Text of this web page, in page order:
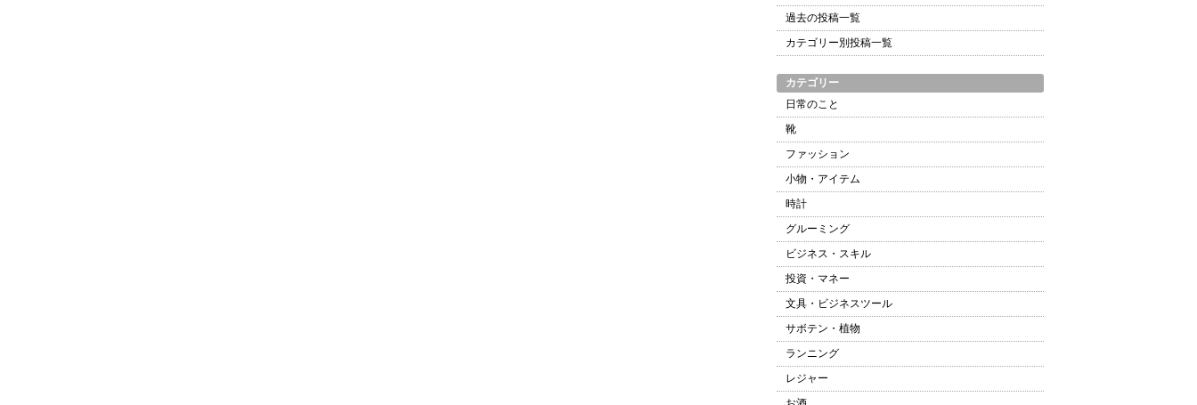
過去の投稿一覧
カテゴリー別投稿一覧
カテゴリー
日常のこと
靴
ファッション
小物・アイテム
時計
グルーミング
ビジネス・スキル
投資・マネー
文具・ビジネスツール
サボテン・植物
ランニング
レジャー